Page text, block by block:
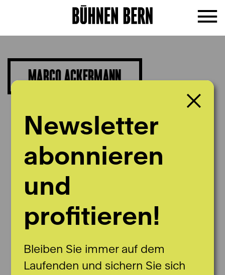
MARCO ACKERMANN
Newsletter
abonnieren
und
profitieren!
Bleiben Sie immer auf dem
Laufenden und sichern Sie sich